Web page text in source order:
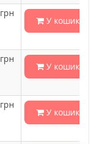
грн
У кошик
грн
У кошик
грн
У кошик